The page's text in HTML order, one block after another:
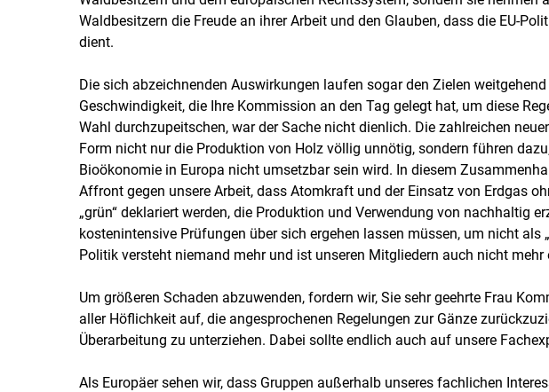
Waldbesitzern die Freude an ihrer Arbeit und den Glauben, dass die EU-
dient.
Die sich abzeichnenden Auswirkungen laufen sogar den Zielen
Geschwindigkeit, die Ihre Kommission an den Tag gelegt hat, um diese
Wahl durchzupeitschen, war der Sache nicht dienlich. Die zahlreichen
Form nicht nur die Produktion von Holz völlig unnötig, sondern führen
Bioökonomie in Europa nicht umsetzbar sein wird. In diesem
Affront gegen unsere Arbeit, dass Atomkraft und der Einsatz von Erdgas
„grün“ deklariert werden, die Produktion und Verwendung von nachhaltig
kostenintensive Prüfungen über sich ergehen lassen müssen, um nicht als
Politik versteht niemand mehr und ist unseren Mitgliedern auch nicht mehr
Um größeren Schaden abzuwenden, fordern wir, Sie sehr geehrte Frau
aller Höflichkeit auf, die angesprochenen Regelungen zur Gänze
Überarbeitung zu unterziehen. Dabei sollte endlich auch auf unsere
Als Europäer sehen wir, dass Gruppen außerhalb unseres fachlichen